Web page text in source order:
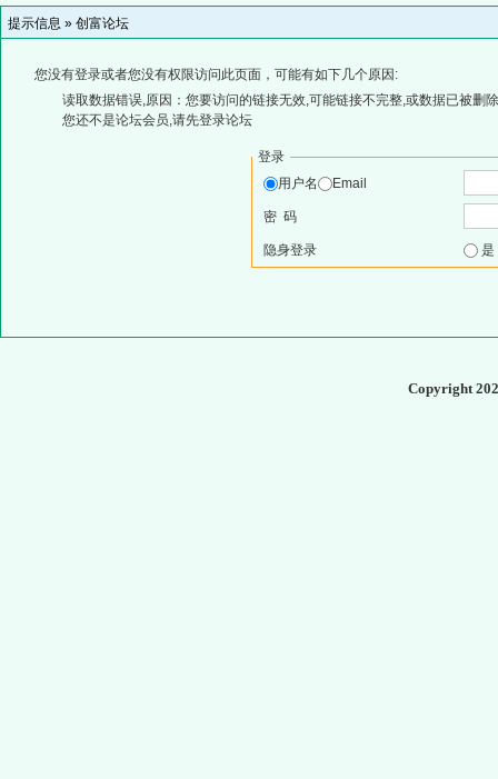
提示信息 » 创富论坛
您没有登录或者您没有权限访问此页面，可能有如下几个原因:
读取数据错误,原因：您要访问的链接无效,可能链接不完整,或数据已被删
您还不是论坛会员,请先登录论坛
登录
用户名
Email
密 码
隐身登录
Copyright